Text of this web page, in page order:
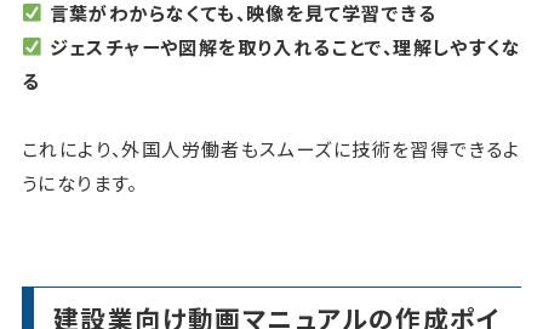
言葉がわからなくても、映像を見て学習できる
ジェスチャーや図解を取り入れることで、理解しやすくな
る
これにより、外国人労働者もスムーズに技術を習得できるよ
うになります。
建設業向け動画マニュアルの作成ポイ